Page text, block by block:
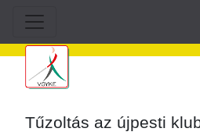
Tűzoltás az újpesti